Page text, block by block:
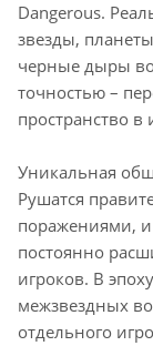
Dangerous.
звезды,
черные дыры
точностью –
пространство в
Уникальная
Рушатся
поражениями, и
постоянно
игроков. В
межзвездных
отдельного